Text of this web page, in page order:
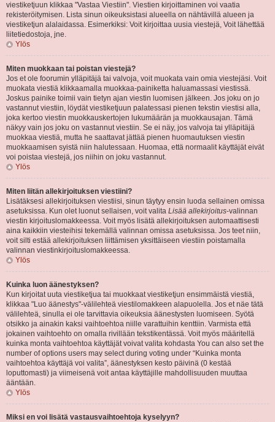
viestiketjuun klikkaa "Vastaa Viestiin". Viestien kirjoittaminen voi vaatia
rekisteröitymisen. Lista sinun oikeuksistasi alueella on nähtävillä alueen ja
viestiketjun alalaidassa. Esimerkiksi: Voit kirjoittaa uusia viestejä, Voit lähettää
liitetiedostoja, jne.
Ylös
Miten muokkaan tai poistan viestejä?
Jos et ole foorumin ylläpitäjä tai valvoja, voit muokata vain omia viestejäsi. Voit
muokata viestiä klikkaamalla muokkaa-painiketta haluamassasi viestissä.
Joskus painike toimii vain tietyn ajan viestin luomisen jälkeen. Jos joku on jo
vastannut viestiin, löydät viestiketjuun palatessasi pienen tekstin viestisi alla,
joka kertoo viestin muokkauskertojen lukumäärän ja muokkausajan. Tämä
näkyy vain jos joku on vastannut viestiin. Se ei näy, jos valvoja tai ylläpitäjä
muokkaa viestiä, mutta he saattavat jättää pienen huomautuksen viestin
muokkaamisen syistä niin halutessaan. Huomaa, että normaalit käyttäjät eivät
voi poistaa viestejä, jos niihin on joku vastannut.
Ylös
Miten liitän allekirjoituksen viestiini?
Lisätäksesi allekirjoituksen viestiisi, sinun täytyy ensin luoda sellainen omissa
asetuksissa. Kun olet luonut sellaisen, voit valita Lisää allekirjoitus-valinnan
viestin kirjoituslomakkeessa. Voit myös lisätä allekirjoituksen automaattisesti
aina kaikkiin viesteihisi tekemällä valinnan omissa asetuksissa. Jos teet niin,
voit silti estää allekirjoituksen liittämisen yksittäiseen viestiin poistamalla
valinnan viestinkirjoituslomakkeessa.
Ylös
Kuinka luon äänestyksen?
Kun kirjoitat uuta viestiketjua tai muokkaat viestiketjun ensimmäistä viestiä,
klikkaa "Luo äänestys"-välilehteä viestilomakkeen alapuolella. Jos et näe tätä
välilehteä, sinulla ei ole tarvittavia oikeuksia äänestysten luomiseen. Syötä
otsikko ja ainakin kaksi vaihtoehtoa niille varattuihin kenttiin. Varmista että
jokainen vaihtoehto on omalla rivillään tekstikentässä. Voit myös määritellä
kuinka monta vaihtoehtoa käyttäjät voivat valita kohdasta You can also set the
number of options users may select during voting under “Kuinka monta
vaihtoehtoa käyttäjä voi valita”, äänestyksen kesto päivinä (0 kestää
loputtomasti) ja viimeisenä voit antaa käyttäjille mahdollisuuden muuttaa
ääntään.
Ylös
Miksi en voi lisätä vastausvaihtoehtoja kyselyyn?